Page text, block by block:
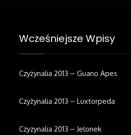
Wcześniejsze Wpisy
Czyżynalia 2013 – Guano Apes
Czyżynalia 2013 – Luxtorpeda
Czyzynalia 2013 – Jelonek